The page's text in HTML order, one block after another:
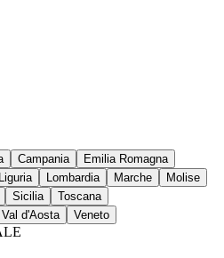
Campania
Emilia Romagna
Liguria Lombardia Marche
Molise
Sicilia
Toscana
Val d'Aosta Veneto